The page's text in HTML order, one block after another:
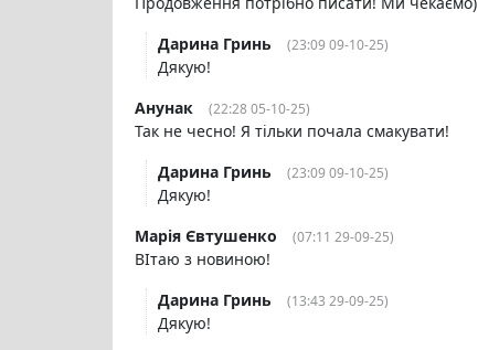
Дарина Гринь
(23:09 09-10-25)
Дякую!
Анунак
(22:28 05-10-25)
Так не чесно! Я тільки почала смакувати!
Дарина Гринь
(23:09 09-10-25)
Дякую!
Марія Євтушенко
(07:11 29-09-25)
ВІтаю з новиною!
Дарина Гринь
(13:43 29-09-25)
Дякую!